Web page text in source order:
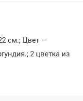
см.; Цвет —
2 цветка из